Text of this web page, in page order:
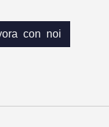
con noi